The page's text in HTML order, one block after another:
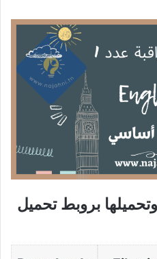
بروبط تحميل